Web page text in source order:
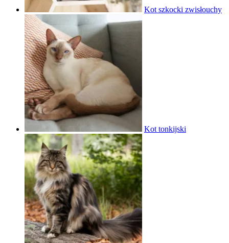
Kot szkocki zwisłouchy
Kot tonkijski